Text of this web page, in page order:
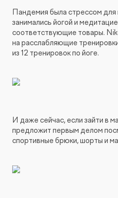
Пандемия была стрессом
занимались йогой и
соответствующие товары.
на расслабляющие
из 12 тренировок по йоге.
И даже сейчас, если зайти в
предложит первым делом
спортивные брюки, шорты и